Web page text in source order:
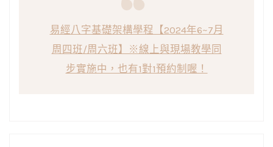
易經八字基礎架構學程【2024年6~7月
周四班/周六班】※線上與現場教學同
步實施中，也有1對1預約制喔！